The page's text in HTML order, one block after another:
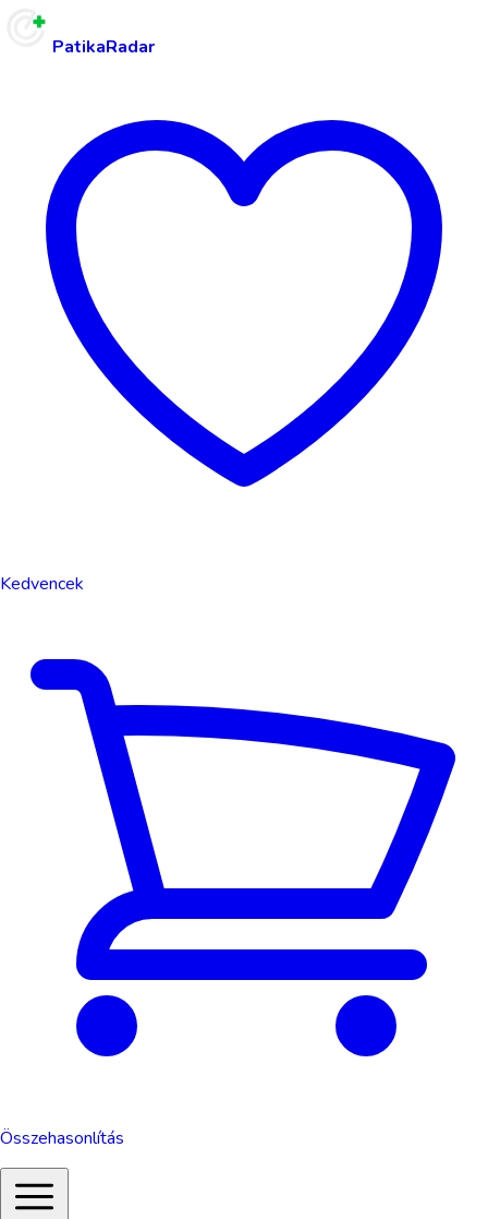
PatikaRadar
Kedvencek
Összehasonlítás